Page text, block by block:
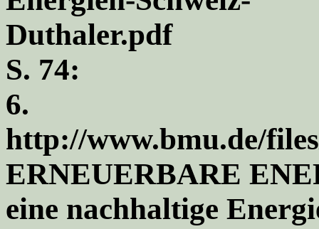
Duthaler.pdf
S. 74:
6.
http://www.bmu.de/
ERNEUERBARE
eine nachhaltige